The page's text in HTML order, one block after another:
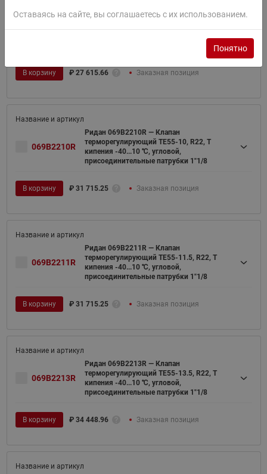
069B2208R
Ридан 069B2208R — Клапан
В корзину ₽ 27 615.66 Заказная позиция
069B2210R
Ридан 069B2210R — Клапан
терморегулирующий TE55-10, R22, T
кипения -40...10 ℃, угловой,
присоединительные патрубки 1"1/8
В корзину ₽ 31 715.25 Заказная позиция
069B2211R
Ридан 069B2211R — Клапан
терморегулирующий TE55-11.5, R22, T
кипения -40...10 ℃, угловой,
присоединительные патрубки 1"1/8
В корзину ₽ 31 715.25 Заказная позиция
069B2213R
Ридан 069B2213R — Клапан
терморегулирующий TE55-13.5, R22, T
кипения -40...10 ℃, угловой,
присоединительные патрубки 1"1/8
В корзину ₽ 34 448.96 Заказная позиция
Оставаясь на сайте, вы соглашаетесь с их использованием.
Понятно